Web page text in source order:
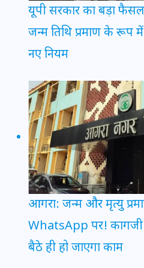
यूपी सरकार का बड़ा
जन्म तिथि प्रमाण के रूप में
नए नियम
आगरा: जन्म और मृत्यु
WhatsApp पर!
बैठे ही हो जाएगा काम